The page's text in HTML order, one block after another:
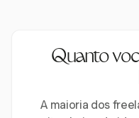
Quanto
A maioria dos